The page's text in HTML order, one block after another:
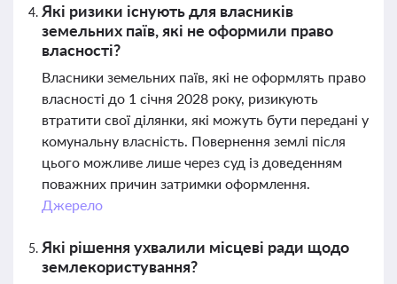
Які ризики існують для власників
земельних паїв, які не оформили право
власності?
Власники земельних паїв, які не оформлять право
власності до 1 січня 2028 року, ризикують
втратити свої ділянки, які можуть бути передані у
комунальну власність. Повернення землі після
цього можливе лише через суд із доведенням
поважних причин затримки оформлення.
Джерело
Які рішення ухвалили місцеві ради щодо
землекористування?